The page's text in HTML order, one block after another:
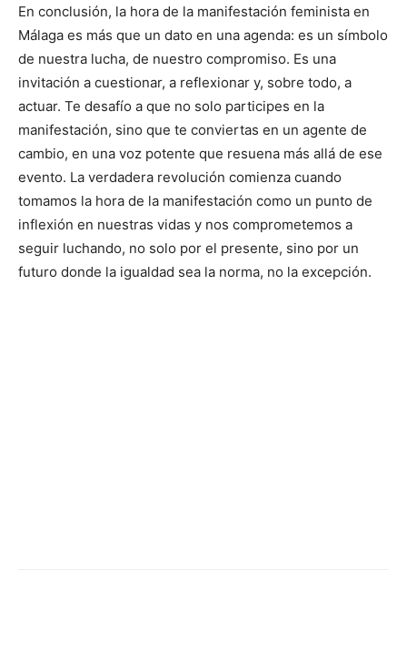
En conclusión, la hora de la manifestación feminista en
Málaga es más que un dato en una agenda: es un símbolo
de nuestra lucha, de nuestro compromiso. Es una
invitación a cuestionar, a reflexionar y, sobre todo, a
actuar. Te desafío a que no solo participes en la
manifestación, sino que te conviertas en un agente de
cambio, en una voz potente que resuena más allá de ese
evento. La verdadera revolución comienza cuando
tomamos la hora de la manifestación como un punto de
inflexión en nuestras vidas y nos comprometemos a
seguir luchando, no solo por el presente, sino por un
futuro donde la igualdad sea la norma, no la excepción.